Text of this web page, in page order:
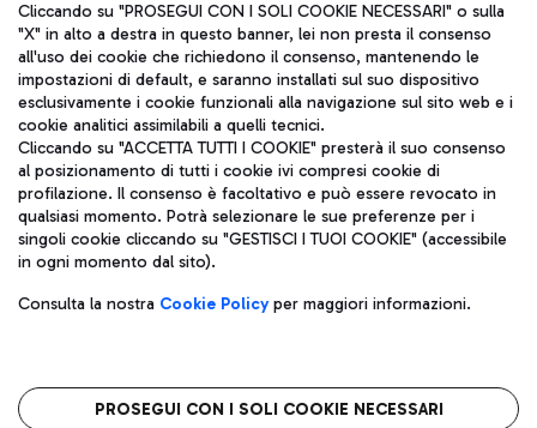
Aeroporti di Roma S.p.A. - Società soggetta a direzione e
coordinamento di Mundys S.p.A.
Codice fiscale e Registro delle Imprese di Roma 13032990155 P.
IVA 06572251004
Capitale sociale 62.224.743,00 int. vers.
Sede legale: Via Pier Paolo Racchetti 1 - 00054 Fiumicino (RM)
telefono +39 06 65951
Privacy policy
Note legali
Roma FCO
L'aeroporto stellato
Cliccando su "PROSEGUI CON I SOLI COOKIE NECESSARI" o sulla
"X" in alto a destra in questo banner, lei non presta il consenso
all'uso dei cookie che richiedono il consenso, mantenendo le
impostazioni di default, e saranno installati sul suo dispositivo
esclusivamente i cookie funzionali alla navigazione sul sito web e i
cookie analitici assimilabili a quelli tecnici.
Cliccando su "ACCETTA TUTTI I COOKIE" presterà il suo consenso
al posizionamento di tutti i cookie ivi compresi cookie di
profilazione. Il consenso è facoltativo e può essere revocato in
qualsiasi momento. Potrà selezionare le sue preferenze per i
singoli cookie cliccando su "GESTISCI I TUOI COOKIE" (accessibile
in ogni momento dal sito).
Consulta la nostra Cookie Policyper maggiori informazioni.
PROSEGUI CON I SOLI COOKIE NECESSARI